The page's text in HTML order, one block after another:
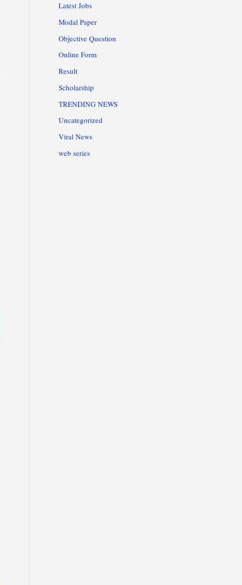
Latest Jobs
Modal Paper
Objective Question
Online Form
Result
Scholarship
TRENDING NEWS
Uncategorized
Viral News
web series